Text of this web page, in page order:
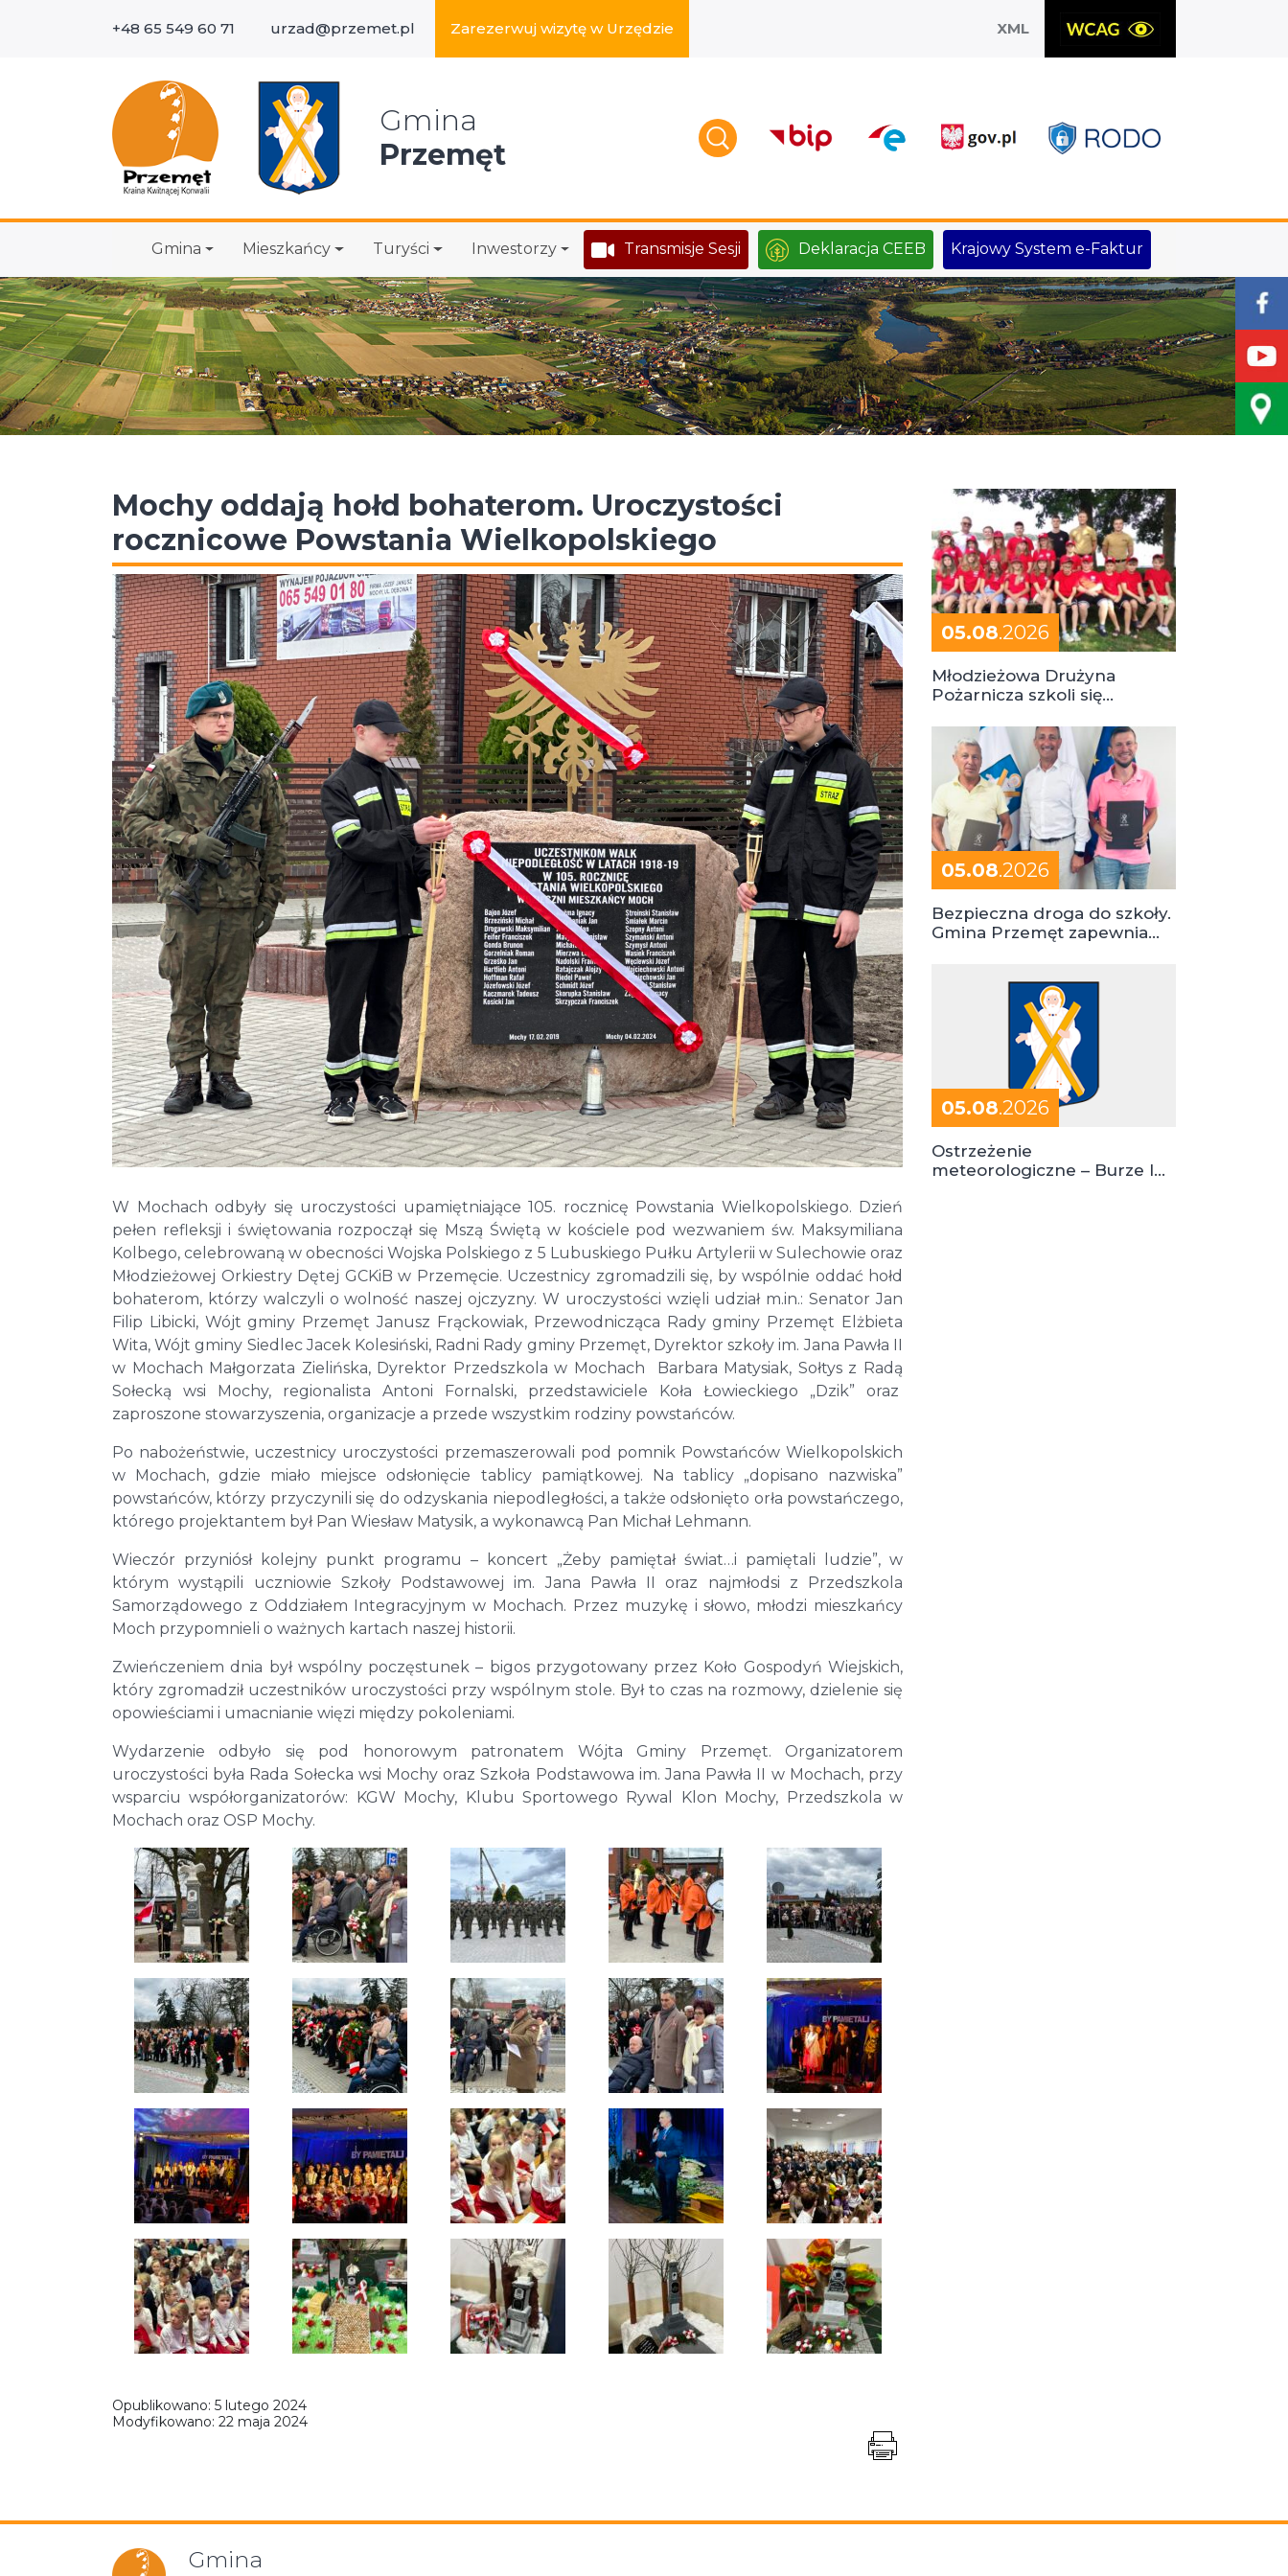
+48 65 549 60 71 urzad@przemet.pl Zarezerwuj wizytę w Urzędzie XML
Gmina
Przemęt
Gmina Mieszkańcy Turyści Inwestorzy Transmisje Sesji Deklaracja CEEB Krajowy System e-Faktur
Mochy oddają hołd bohaterom. Uroczystości
rocznicowe Powstania Wielkopolskiego
W Mochach odbyły się uroczystości upamiętniające 105. rocznicę Powstania Wielkopolskiego. Dzień
pełen refleksji i świętowania rozpoczął się Mszą Świętą w kościele pod wezwaniem św. Maksymiliana
Kolbego, celebrowaną w obecności Wojska Polskiego z 5 Lubuskiego Pułku Artylerii w Sulechowie oraz
Młodzieżowej Orkiestry Dętej GCKiB w Przemęcie. Uczestnicy zgromadzili się, by wspólnie oddać hołd
bohaterom, którzy walczyli o wolność naszej ojczyzny. W uroczystości wzięli udział m.in.: Senator Jan
Filip Libicki, Wójt gminy Przemęt Janusz Frąckowiak, Przewodnicząca Rady gminy Przemęt Elżbieta
Wita, Wójt gminy Siedlec Jacek Kolesiński, Radni Rady gminy Przemęt, Dyrektor szkoły im. Jana Pawła II
w Mochach Małgorzata Zielińska, Dyrektor Przedszkola w Mochach Barbara Matysiak, Sołtys z Radą
Sołecką wsi Mochy, regionalista Antoni Fornalski, przedstawiciele Koła Łowieckiego „Dzik” oraz
zaproszone stowarzyszenia, organizacje a przede wszystkim rodziny powstańców.
Po nabożeństwie, uczestnicy uroczystości przemaszerowali pod pomnik Powstańców Wielkopolskich
w Mochach, gdzie miało miejsce odsłonięcie tablicy pamiątkowej. Na tablicy „dopisano nazwiska”
powstańców, którzy przyczynili się do odzyskania niepodległości, a także odsłonięto orła powstańczego,
którego projektantem był Pan Wiesław Matysik, a wykonawcą Pan Michał Lehmann.
Wieczór przyniósł kolejny punkt programu – koncert „Żeby pamiętał świat…i pamiętali ludzie”, w
którym wystąpili uczniowie Szkoły Podstawowej im. Jana Pawła II oraz najmłodsi z Przedszkola
Samorządowego z Oddziałem Integracyjnym w Mochach. Przez muzykę i słowo, młodzi mieszkańcy
Moch przypomnieli o ważnych kartach naszej historii.
Zwieńczeniem dnia był wspólny poczęstunek – bigos przygotowany przez Koło Gospodyń Wiejskich,
który zgromadził uczestników uroczystości przy wspólnym stole. Był to czas na rozmowy, dzielenie się
opowieściami i umacnianie więzi między pokoleniami.
Wydarzenie odbyło się pod honorowym patronatem Wójta Gminy Przemęt. Organizatorem
uroczystości była Rada Sołecka wsi Mochy oraz Szkoła Podstawowa im. Jana Pawła II w Mochach, przy
wsparciu współorganizatorów: KGW Mochy, Klubu Sportowego Rywal Klon Mochy, Przedszkola w
Mochach oraz OSP Mochy.
Opublikowano: 5 lutego 2024
Modyfikowano: 22 maja 2024
05.08.2026
Młodzieżowa Drużyna
Pożarnicza szkoli się
05.08.2026
Bezpieczna droga do szkoły.
Gmina Przemęt zapewnia
05.08.2026
Ostrzeżenie
meteorologiczne – Burze I
Gmina
Wyszukaj w serwisie